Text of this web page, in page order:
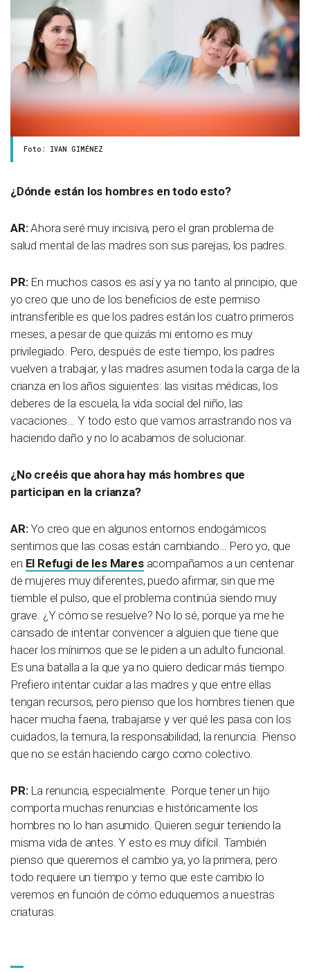
Foto: IVAN GIMÉNEZ
¿Dónde están los hombres en todo esto?
AR:Ahora seré muy incisiva, pero el gran problema de
salud mental de las madres son sus parejas, los padres.
PR:En muchos casos es así y ya no tanto al principio, que
yo creo que uno de los beneficios de este permiso
intransferible es que los padres están los cuatro primeros
meses, a pesar de que quizás mi entorno es muy
privilegiado. Pero, después de este tiempo, los padres
vuelven a trabajar, y las madres asumen toda la carga de la
crianza en los años siguientes: las visitas médicas, los
deberes de la escuela, la vida social del niño, las
vacaciones… Y todo esto que vamos arrastrando nos va
haciendo daño y no lo acabamos de solucionar.
¿No creéis que ahora hay más hombres que
participan en la crianza?
AR:Yo creo que en algunos entornos endogámicos
sentimos que las cosas están cambiando… Pero yo, que
en El Refugi de les Maresacompañamos a un centenar
de mujeres muy diferentes, puedo afirmar, sin que me
tiemble el pulso, que el problema continúa siendo muy
grave. ¿Y cómo se resuelve? No lo sé, porque ya me he
cansado de intentar convencer a alguien que tiene que
hacer los mínimos que se le piden a un adulto funcional.
Es una batalla a la que ya no quiero dedicar más tiempo.
Prefiero intentar cuidar a las madres y que entre ellas
tengan recursos, pero pienso que los hombres tienen que
hacer mucha faena, trabajarse y ver qué les pasa con los
cuidados, la ternura, la responsabilidad, la renuncia. Pienso
que no se están haciendo cargo como colectivo.
PR: La renuncia, especialmente. Porque tener un hijo
comporta muchas renuncias e históricamente los
hombres no lo han asumido. Quieren seguir teniendo la
misma vida de antes. Y esto es muy difícil. También
pienso que queremos el cambio ya, yo la primera, pero
todo requiere un tiempo y temo que este cambio lo
veremos en función de cómo eduquemos a nuestras
criaturas.